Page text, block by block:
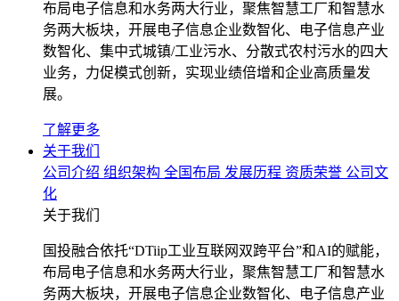
布局电子信息和水务两大行业，聚焦智慧工厂和智慧水
务两大板块，开展电子信息企业数智化、电子信息产业
数智化、集中式城镇/工业污水、分散式农村污水的四大
业务，力促模式创新，实现业绩倍增和企业高质量发
展。
了解更多
关于我们
公司介绍 组织架构 全国布局 发展历程 资质荣誉 公司文
化
关于我们
国投融合依托“DTiip工业互联网双跨平台”和AI的赋能，
布局电子信息和水务两大行业，聚焦智慧工厂和智慧水
务两大板块，开展电子信息企业数智化、电子信息产业